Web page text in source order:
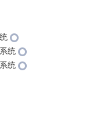
统
统